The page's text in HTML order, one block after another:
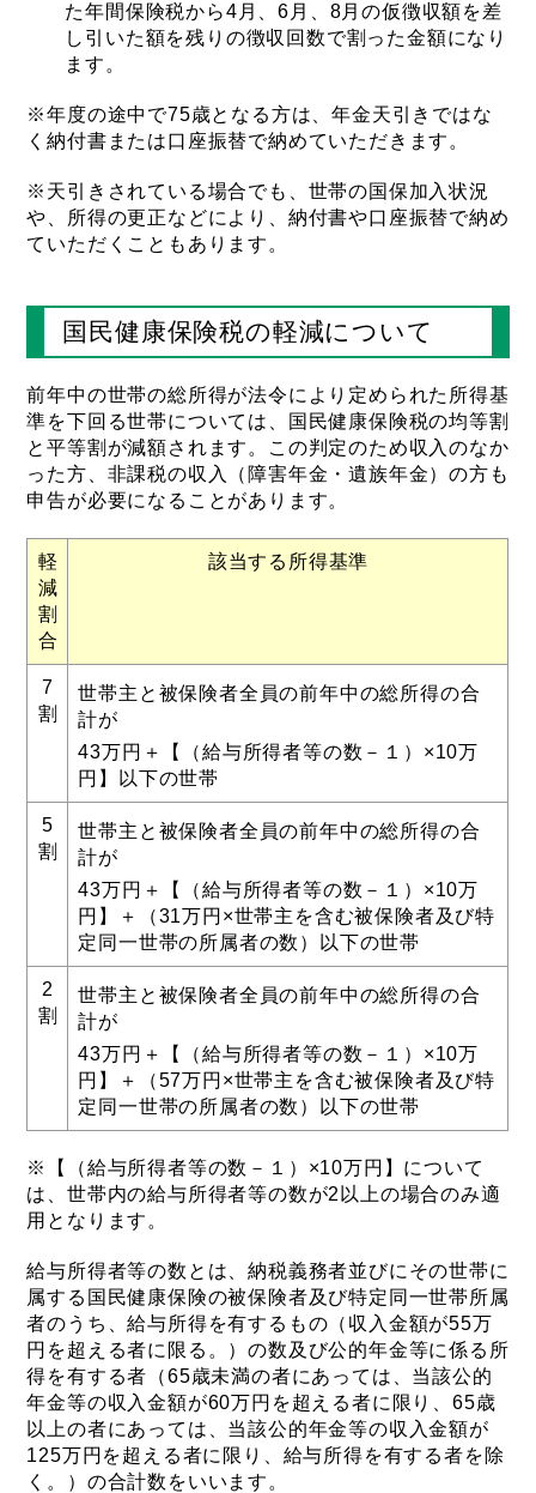
た年間保険税から4月、6月、8月の仮徴収額を差
し引いた額を残りの徴収回数で割った金額になり
ます。
※年度の途中で75歳となる方は、年金天引きではな
く納付書または口座振替で納めていただきます。
※天引きされている場合でも、世帯の国保加入状況
や、所得の更正などにより、納付書や口座振替で納め
ていただくこともあります。
国民健康保険税の軽減について
前年中の世帯の総所得が法令により定められた所得基
準を下回る世帯については、国民健康保険税の均等割
と平等割が減額されます。この判定のため収入のなか
った方、非課税の収入（障害年金・遺族年金）の方も
申告が必要になることがあります。
軽
減
割
合
該当する所得基準
7
割
世帯主と被保険者全員の前年中の総所得の合
計が
43万円＋【（給与所得者等の数－１）×10万
円】以下の世帯
5
割
世帯主と被保険者全員の前年中の総所得の合
計が
43万円＋【（給与所得者等の数－１）×10万
円】＋（31万円×世帯主を含む被保険者及び特
定同一世帯の所属者の数）以下の世帯
2
割
世帯主と被保険者全員の前年中の総所得の合
計が
43万円＋【（給与所得者等の数－１）×10万
円】＋（57万円×世帯主を含む被保険者及び特
定同一世帯の所属者の数）以下の世帯
※【（給与所得者等の数－１）×10万円】について
は、世帯内の給与所得者等の数が2以上の場合のみ適
用となります。
給与所得者等の数とは、納税義務者並びにその世帯に
属する国民健康保険の被保険者及び特定同一世帯所属
者のうち、給与所得を有するもの（収入金額が55万
円を超える者に限る。）の数及び公的年金等に係る所
得を有する者（65歳未満の者にあっては、当該公的
年金等の収入金額が60万円を超える者に限り、65歳
以上の者にあっては、当該公的年金等の収入金額が
125万円を超える者に限り、給与所得を有する者を除
く。）の合計数をいいます。